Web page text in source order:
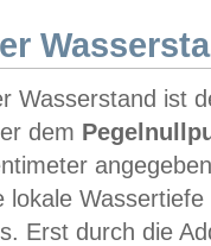
Wasserstand ist
dem
lokale
Erst durch die